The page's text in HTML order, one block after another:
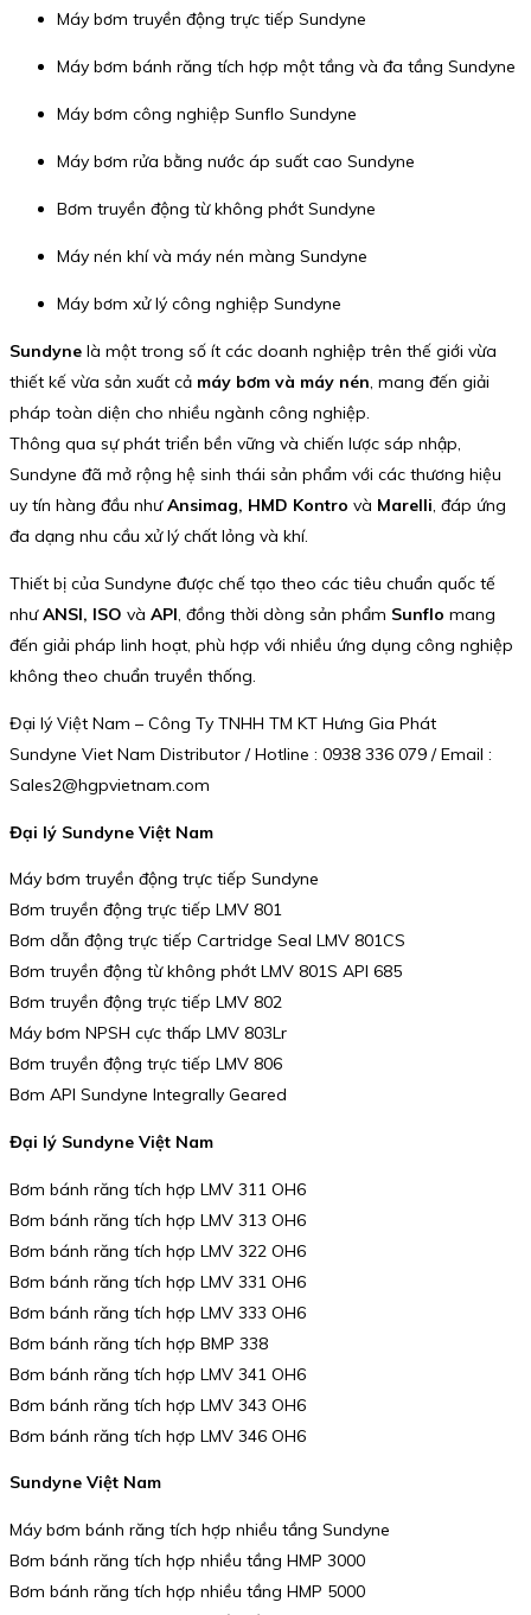
Máy bơm truyền động trực tiếp Sundyne
Máy bơm bánh răng tích hợp một tầng và đa tầng Sundyne
Máy bơm công nghiệp Sunflo Sundyne
Máy bơm rửa bằng nước áp suất cao Sundyne
Bơm truyền động từ không phớt Sundyne
Máy nén khí và máy nén màng Sundyne
Máy bơm xử lý công nghiệp Sundyne
Sundyne là một trong số ít các doanh nghiệp trên thế giới vừa
thiết kế vừa sản xuất cả máy bơm và máy nén, mang đến giải
pháp toàn diện cho nhiều ngành công nghiệp.
Thông qua sự phát triển bền vững và chiến lược sáp nhập,
Sundyne đã mở rộng hệ sinh thái sản phẩm với các thương hiệu
uy tín hàng đầu nhưAnsimag, HMD Kontro và Marelli, đáp ứng
đa dạng nhu cầu xử lý chất lỏng và khí.
Thiết bị của Sundyne được chế tạo theo các tiêu chuẩn quốc tế
nhưANSI, ISO và API, đồng thời dòng sản phẩm Sunflo mang
đến giải pháp linh hoạt, phù hợp với nhiều ứng dụng công nghiệp
không theo chuẩn truyền thống.
Đại lý Việt Nam – Công Ty TNHH TM KT Hưng Gia Phát
Sundyne Viet Nam Distributor / Hotline : 0938 336 079 / Email :
Sales2@hgpvietnam.com
Đại lý Sundyne Việt Nam
Máy bơm truyền động trực tiếp Sundyne
Bơm truyền động trực tiếp LMV 801
Bơm dẫn động trực tiếp Cartridge Seal LMV 801CS
Bơm truyền động từ không phớt LMV 801S API 685
Bơm truyền động trực tiếp LMV 802
Máy bơm NPSH cực thấp LMV 803Lr
Bơm truyền động trực tiếp LMV 806
Bơm API Sundyne Integrally Geared
Đại lý Sundyne Việt Nam
Bơm bánh răng tích hợp LMV 311 OH6
Bơm bánh răng tích hợp LMV 313 OH6
Bơm bánh răng tích hợp LMV 322 OH6
Bơm bánh răng tích hợp LMV 331 OH6
Bơm bánh răng tích hợp LMV 333 OH6
Bơm bánh răng tích hợp BMP 338
Bơm bánh răng tích hợp LMV 341 OH6
Bơm bánh răng tích hợp LMV 343 OH6
Bơm bánh răng tích hợp LMV 346 OH6
Sundyne Việt Nam
Máy bơm bánh răng tích hợp nhiều tầng Sundyne
Bơm bánh răng tích hợp nhiều tầng HMP 3000
Bơm bánh răng tích hợp nhiều tầng HMP 5000